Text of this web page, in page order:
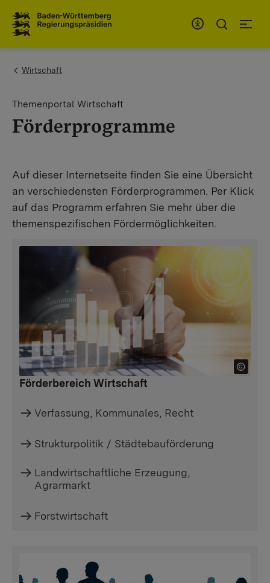
You are here:
Wirtschaft
Themenportal Wirtschaft
Förderprogramme
Auf dieser Internetseite finden Sie eine Übersicht
an verschiedensten Förderprogrammen. Per Klick
auf das Programm erfahren Sie mehr über die
themenspezifischen Fördermöglichkeiten.
Förderbereich Wirtschaft
Verfassung, Kommunales, Recht
Strukturpolitik / Städtebauförderung
Landwirtschaftliche Erzeugung,
Agrarmarkt
Forstwirtschaft